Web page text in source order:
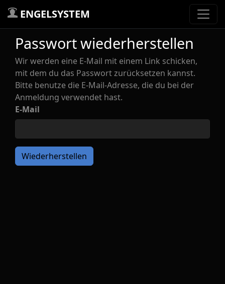
ENGELSYSTEM
Passwort wiederherstellen
Wir werden eine E-Mail mit einem Link schicken,
mit dem du das Passwort zurücksetzen kannst.
Bitte benutze die E-Mail-Adresse, die du bei der
Anmeldung verwendet hast.
E-Mail
Wiederherstellen